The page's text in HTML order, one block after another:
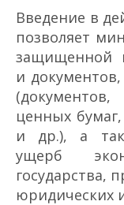
Введение в
позволяет
защищенной
и
ценных
и др.), а
ущерб
государства,
юридических